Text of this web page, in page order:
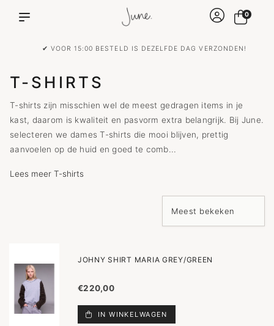
✔ VOOR 15:00 BESTELD IS DEZELFDE DAG VERZONDEN!
0
T-SHIRTS
T-shirts zijn misschien wel de meest gedragen items in je
kast, daarom is kwaliteit en pasvorm extra belangrijk. Bij June.
selecteren we dames T-shirts die mooi blijven, prettig
aanvoelen op de huid en goed te comb...
Lees meer T-shirts
JOHNY SHIRT MARIA GREY/GREEN
€220,00
IN WINKELWAGEN